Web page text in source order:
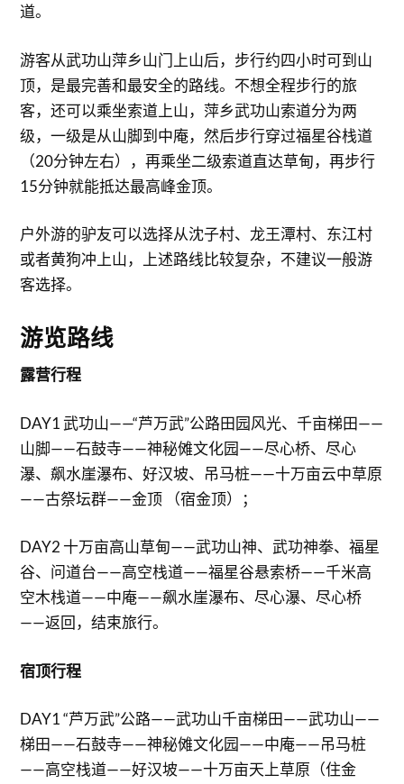
道。
游客从武功山萍乡山门上山后，步行约四小时可到山
顶，是最完善和最安全的路线。不想全程步行的旅
客，还可以乘坐索道上山，萍乡武功山索道分为两
级，一级是从山脚到中庵，然后步行穿过福星谷栈道
（20分钟左右），再乘坐二级索道直达草甸，再步行
15分钟就能抵达最高峰金顶。
户外游的驴友可以选择从沈子村、龙王潭村、东江村
或者黄狗冲上山，上述路线比较复杂，不建议一般游
客选择。
游览路线
露营行程
DAY1 武功山——“芦万武”公路田园风光、千亩梯田——
山脚——石鼓寺——神秘傩文化园——尽心桥、尽心
瀑、飙水崖瀑布、好汉坡、吊马桩——十万亩云中草原
——古祭坛群——金顶 （宿金顶）；
DAY2 十万亩高山草甸——武功山神、武功神拳、福星
谷、问道台——高空栈道——福星谷悬索桥——千米高
空木栈道——中庵——飙水崖瀑布、尽心瀑、尽心桥
——返回，结束旅行。
宿顶行程
DAY1 “芦万武”公路——武功山千亩梯田——武功山——
梯田——石鼓寺——神秘傩文化园——中庵——吊马桩
——高空栈道——好汉坡——十万亩天上草原（住金